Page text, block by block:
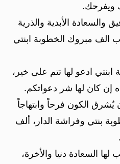
ويفرحك.
والسعادة الأبدية والذرية
الف مبروك الخطوبة ابنتي
ادعو لها تتم على خير،
إن كان لها شر دعواتكم.
الكون فرحاً وابتهاجاً
بنتي وفراشة الدار، ألف
السعادة دنيا والأخرة،